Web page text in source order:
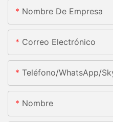
Nombre De Empresa
Correo Electrónico
Teléfono/WhatsApp/
Nombre